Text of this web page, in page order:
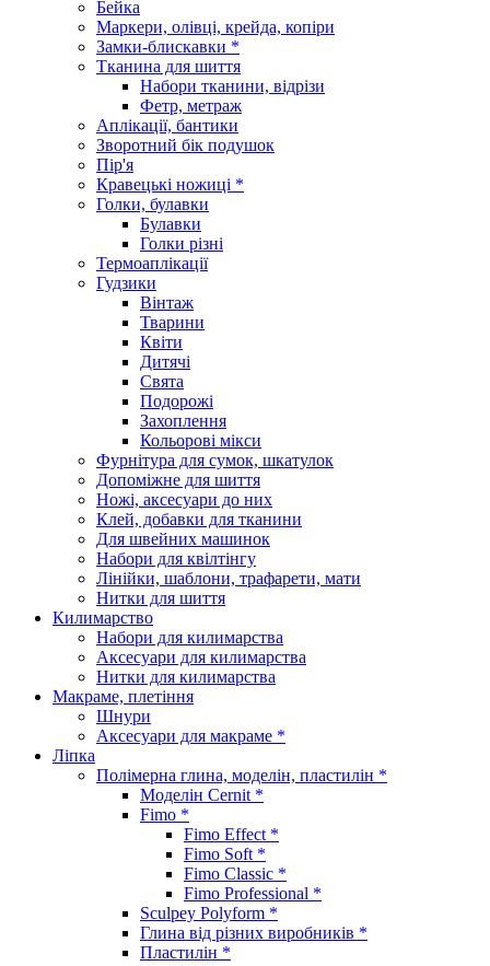
Бейка
Маркери, олівці, крейда, копіри
Замки-блискавки *
Тканина для шиття
Набори тканини, відрізи
Фетр, метраж
Аплікації, бантики
Зворотний бік подушок
Пір'я
Кравецькі ножиці *
Голки, булавки
Булавки
Голки різні
Термоаплікації
Гудзики
Вінтаж
Тварини
Квіти
Дитячі
Свята
Подорожі
Захоплення
Кольорові мікси
Фурнітура для сумок, шкатулок
Допоміжне для шиття
Ножі, аксесуари до них
Клей, добавки для тканини
Для швейних машинок
Набори для квілтінгу
Лінійки, шаблони, трафарети, мати
Нитки для шиття
Килимарство
Набори для килимарства
Аксесуари для килимарства
Нитки для килимарства
Макраме, плетіння
Шнури
Аксесуари для макраме *
Ліпка
Полімерна глина, моделін, пластилін *
Моделін Cernit *
Fimo *
Fimo Effect *
Fimo Soft *
Fimo Classic *
Fimo Professional *
Sculpey Polyform *
Глина від різних виробників *
Пластилін *